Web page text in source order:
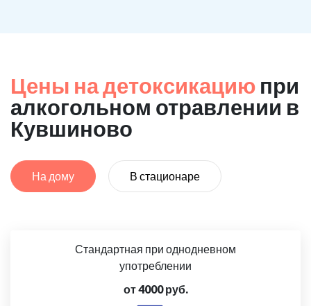
Цены на детоксикацию при
алкогольном отравлении в
Кувшиново
На дому В стационаре
Стандартная при однодневном
употреблении
от 4000 руб.